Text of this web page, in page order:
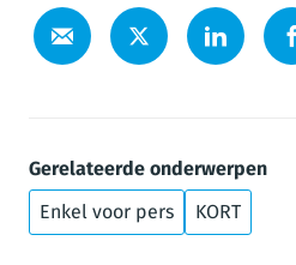
Gerelateerde onderwerpen
Enkel voor pers
KORT